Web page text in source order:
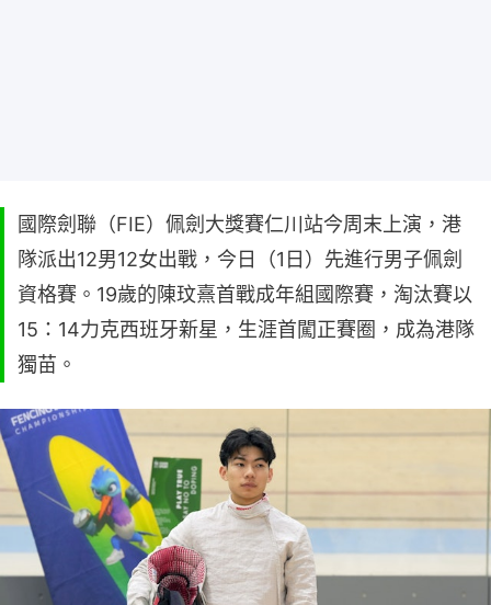
國際劍聯（FIE）佩劍大獎賽仁川站今周末上演，港
隊派出12男12女出戰，今日（1日）先進行男子佩劍
資格賽。19歲的陳玟熹首戰成年組國際賽，淘汰賽以
15：14力克西班牙新星，生涯首闖正賽圈，成為港隊
獨苗。